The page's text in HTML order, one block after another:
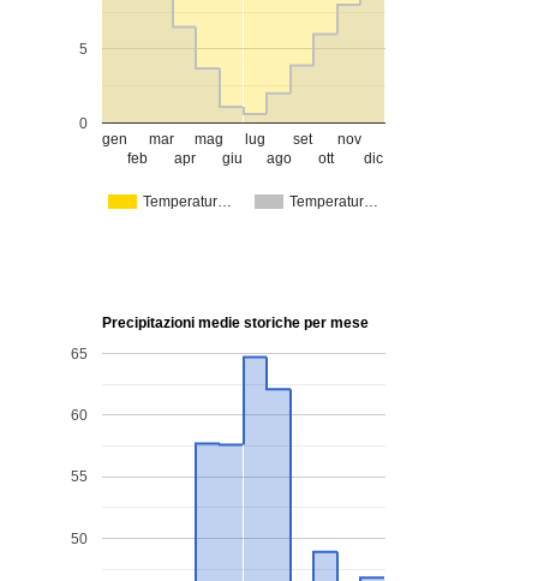
Temperatur… Temperatur…
gen
feb
mar
apr
mag
giu
lug
ago
set
ott
nov
dic
0
5
Precipitazioni medie storiche per mese
50
55
60
65